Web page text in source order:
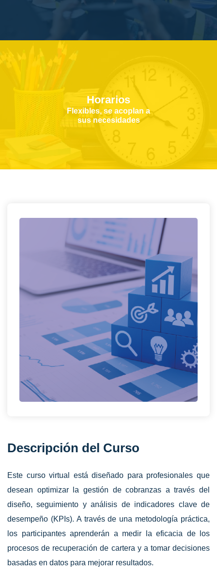
Horarios
Flexibles, se acoplan a
sus necesidades
Descripción del Curso
Este curso virtual está diseñado para profesionales que
desean optimizar la gestión de cobranzas a través del
diseño, seguimiento y análisis de indicadores clave de
desempeño (KPIs). A través de una metodología práctica,
los participantes aprenderán a medir la eficacia de los
procesos de recuperación de cartera y a tomar decisiones
basadas en datos para mejorar resultados.